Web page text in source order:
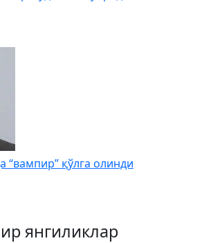
“вампир” қўлга олинди
янгиликлар